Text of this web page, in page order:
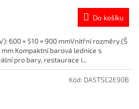
Do košíku
600 × 510 × 900 mmVnitřní rozměry (Š
mm Kompaktní barová lednice s
pro bary, restaurace i...
Kód: DASTSC2E90B